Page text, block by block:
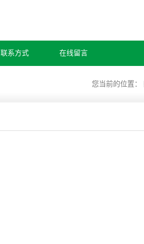
联系方式 在线留言
您当前的位置：